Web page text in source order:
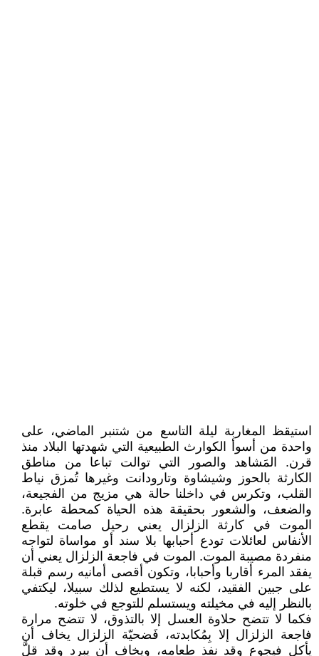
استيقظ المغاربة ليلة التاسع من شتنبر الماضي، على
واحدة من أسوأ الكوارث الطبيعية التي شهدتها البلاد منذ
قرن. المَشاهد والصور التي توالت تباعا من مناطق
الكارثة بالحوز وشيشاوة وتارودانت وغيرها تُمزق نياط
القلب، وتكرس في داخلنا حالة هي مزيج من الفجيعة،
والضعف، والشعور بحقيقة هذه الحياة كمحطة عابرة.
الموت في كارثة الزلزال يعني رحيل صامت يقطع
الأنفاس لعائلات تودع أحبابها بلا سند أو مواساة لتواجه
منفردة مصيبة الموت. الموت في فاجعة الزلزال يعني أن
يفقد المرء أقاربا وأحبابا، وتكون أقصى أمانيه رسم قبلة
على جبين الفقيد، لكنه لا يستطيع لذلك سبيلا، ليكتفي
بالنظر إليه في مخيلته ويستسلم للتوجع في خلوته.
فكما لا تتضح حلاوة العسل إلا بالتذوق، لا تتضح مرارة
فاجعة الزلزال إلا بِمُكابدته، فَضحيّة الزلزال يخاف أن
يأكل فيجوع وقد نفذ طعامه، ويخاف أن يبرد وقد قلَّ